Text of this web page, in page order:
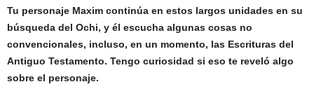
Tu personaje Maxim continúa en estos largos unidades en su
búsqueda del Ochi, y él escucha algunas cosas no
convencionales, incluso, en un momento, las Escrituras del
Antiguo Testamento. Tengo curiosidad si eso te reveló algo
sobre el personaje.